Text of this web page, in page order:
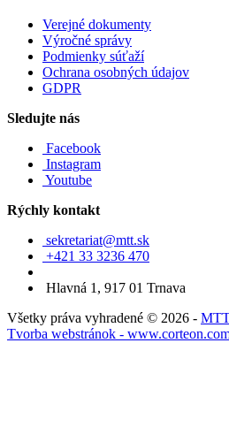
Verejné dokumenty
Výročné správy
Podmienky súťaží
Ochrana osobných údajov
GDPR
Sledujte nás
Facebook
Instagram
Youtube
Rýchly kontakt
sekretariat@mtt.sk
+421 33 3236 470
Hlavná 1, 917 01 Trnava
Všetky práva vyhradené © 2026 -
Tvorba webstránok -